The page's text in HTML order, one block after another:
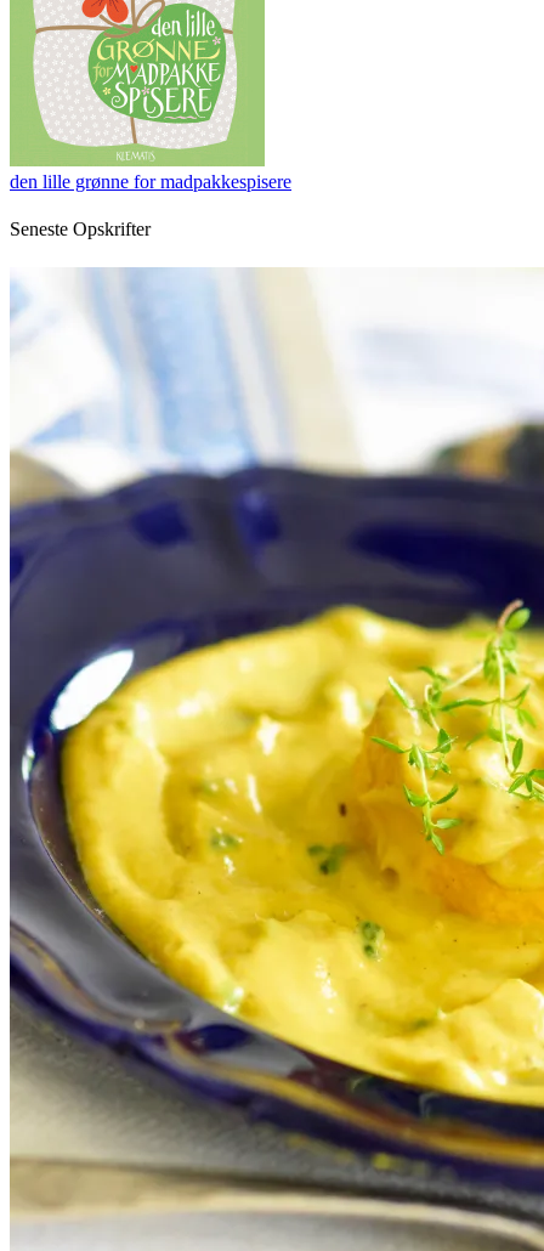
den lille grønne for madpakkespisere
Seneste Opskrifter